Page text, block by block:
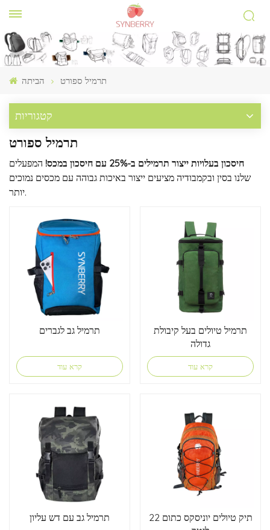
הביתה תרמיל ספורט
קטגוריות
תרמיל ספורט
חיסכון בעלויות ייצור תרמילים ב-25% עם חיסכון במכס!
המפעלים
שלנו בסין ובקמבודיה מציעים ייצור באיכות גבוהה עם מכסים נמוכים
יותר.
תרמיל גב לגברים
קרא עוד
תרמיל טיולים בעל קיבולת
גדולה
קרא עוד
תרמיל גב עם דש עליון
תיק טיולים יוניסקס כתום 22